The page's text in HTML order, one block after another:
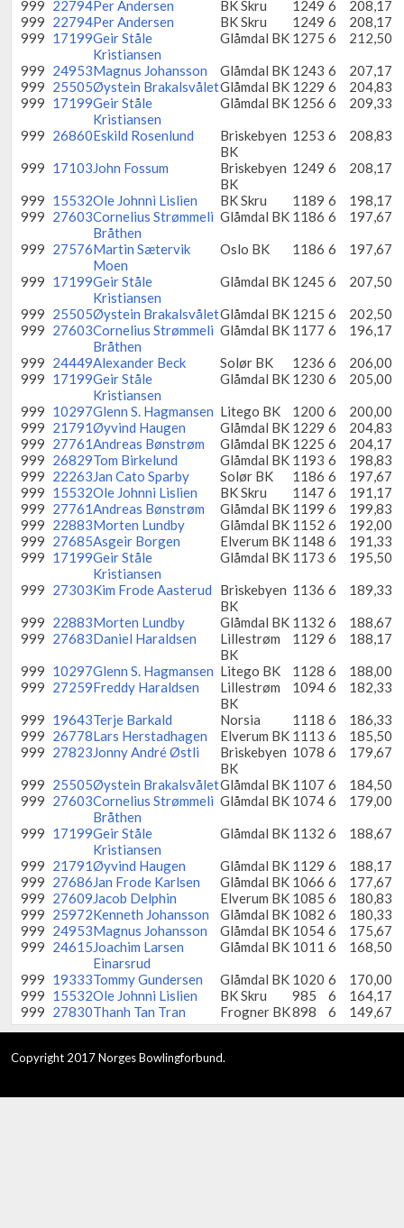
999 22794Per Andersen BK Skru 1249 6
208,17
999 22794Per Andersen BK Skru 1249 6
208,17
999 17199Geir Ståle
Kristiansen
Glåmdal BK 1275 6
212,50
999 24953Magnus Johansson Glåmdal BK 1243 6
207,17
999 25505Øystein BrakalsvåletGlåmdal BK 1229 6
204,83
999 17199Geir Ståle
Kristiansen
Glåmdal BK 1256 6
209,33
999 26860Eskild Rosenlund
Briskebyen
BK
1253 6
208,83
999 17103John Fossum
Briskebyen
BK
1249 6
208,17
999 15532Ole Johnni Lislien BK Skru 1189 6
198,17
999 27603Cornelius Strømmeli
Bråthen
Glåmdal BK 1186 6
197,67
999 27576Martin Sætervik
Moen
Oslo BK 1186 6
197,67
999 17199Geir Ståle
Kristiansen
Glåmdal BK 1245 6
207,50
999 25505Øystein BrakalsvåletGlåmdal BK 1215 6
202,50
999 27603Cornelius Strømmeli
Bråthen
Glåmdal BK 1177 6
196,17
999 24449Alexander Beck Solør BK 1236 6
206,00
999 17199Geir Ståle
Kristiansen
Glåmdal BK 1230 6
205,00
999 10297Glenn S. Hagmansen Litego BK 1200 6
200,00
999 21791Øyvind Haugen Glåmdal BK 1229 6
204,83
999 27761Andreas Bønstrøm Glåmdal BK 1225 6
204,17
999 26829Tom Birkelund Glåmdal BK 1193 6
198,83
999 22263Jan Cato Sparby Solør BK 1186 6
197,67
999 15532Ole Johnni Lislien BK Skru 1147 6
191,17
999 27761Andreas Bønstrøm Glåmdal BK 1199 6
199,83
999 22883Morten Lundby Glåmdal BK 1152 6
192,00
999 27685Asgeir Borgen Elverum BK 1148 6
191,33
999 17199Geir Ståle
Kristiansen
Glåmdal BK 1173 6
195,50
999 27303Kim Frode Aasterud
Briskebyen
BK
1136 6
189,33
999 22883Morten Lundby Glåmdal BK 1132 6
188,67
999 27683Daniel Haraldsen
Lillestrøm
BK
1129 6
188,17
999 10297Glenn S. Hagmansen Litego BK 1128 6
188,00
999 27259Freddy Haraldsen
Lillestrøm
BK
1094 6
182,33
999 19643Terje Barkald Norsia 1118 6
186,33
999 26778Lars Herstadhagen Elverum BK 1113 6
185,50
999 27823Jonny André Østli
Briskebyen
BK
1078 6
179,67
999 25505Øystein BrakalsvåletGlåmdal BK 1107 6
184,50
999 27603Cornelius Strømmeli
Bråthen
Glåmdal BK 1074 6
179,00
999 17199Geir Ståle
Kristiansen
Glåmdal BK 1132 6
188,67
999 21791Øyvind Haugen Glåmdal BK 1129 6
188,17
999 27686Jan Frode Karlsen Glåmdal BK 1066 6
177,67
999 27609Jacob Delphin Elverum BK 1085 6
180,83
999 25972Kenneth Johansson Glåmdal BK 1082 6
180,33
999 24953Magnus Johansson Glåmdal BK 1054 6
175,67
999 24615Joachim Larsen
Einarsrud
Glåmdal BK 1011 6
168,50
999 19333Tommy Gundersen Glåmdal BK 1020 6
170,00
999 15532Ole Johnni Lislien BK Skru 985 6
164,17
999 27830Thanh Tan Tran Frogner BK898 6 149,67
Copyright 2017 Norges Bowlingforbund.